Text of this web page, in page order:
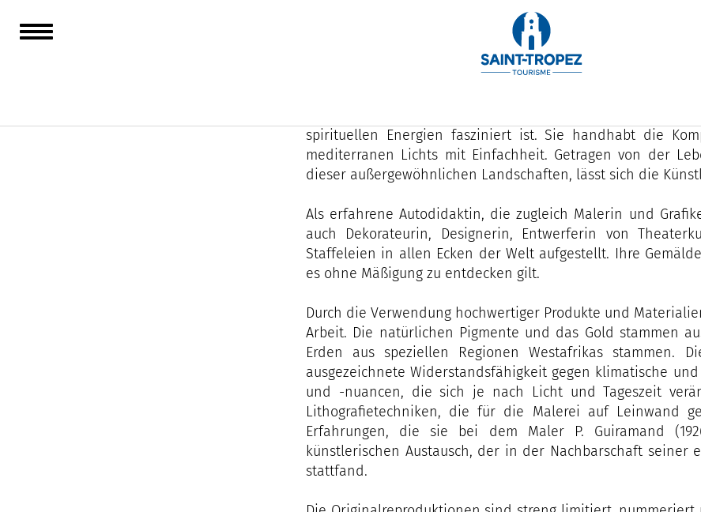
Corinne Kowalski, eine bekannte Künstlerin aus Tropez,
sensibel und sinnlich ist und niemanden gleichgültig lässt.
spirituellen Energien fasziniert ist. Sie handhabt die
mediterranen Lichts mit Einfachheit. Getragen von der
dieser außergewöhnlichen Landschaften, lässt sich die
Als erfahrene Autodidaktin, die zugleich Malerin und
auch Dekorateurin, Designerin, Entwerferin von
Staffeleien in allen Ecken der Welt aufgestellt. Ihre
es ohne Mäßigung zu entdecken gilt.
Durch die Verwendung hochwertiger Produkte und
Arbeit. Die natürlichen Pigmente und das Gold stammen
Erden aus speziellen Regionen Westafrikas stammen.
ausgezeichnete Widerstandsfähigkeit gegen klimatische
und -nuancen, die sich je nach Licht und Tageszeit
Lithografietechniken, die für die Malerei auf Leinwand
Erfahrungen, die sie bei dem Maler P. Guiramand
künstlerischen Austausch, der in der Nachbarschaft seiner
stattfand.